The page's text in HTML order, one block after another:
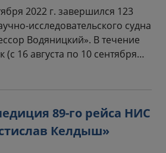
2022 г. завершился 123
исследовательского судна
Водяницкий». В течение
(с 16 августа по 10 сентября…
89-го рейса НИС
Келдыш»